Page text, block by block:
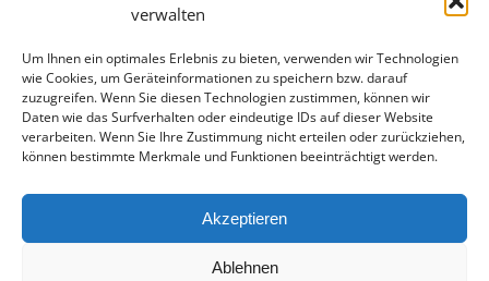
verwalten
Um Ihnen ein optimales Erlebnis zu bieten, verwenden wir Technologien
wie Cookies, um Geräteinformationen zu speichern bzw. darauf
zuzugreifen. Wenn Sie diesen Technologien zustimmen, können wir
Daten wie das Surfverhalten oder eindeutige IDs auf dieser Website
verarbeiten. Wenn Sie Ihre Zustimmung nicht erteilen oder zurückziehen,
können bestimmte Merkmale und Funktionen beeinträchtigt werden.
Akzeptieren
Ablehnen
LAUBFROSCH
1,50€
zzgl.Versand